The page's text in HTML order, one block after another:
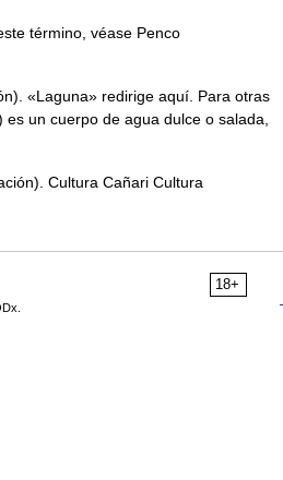
término, véase Penco
«Laguna» redirige aquí. Para otras
un cuerpo de agua dulce o salada,
Cultura Cañari Cultura
18+